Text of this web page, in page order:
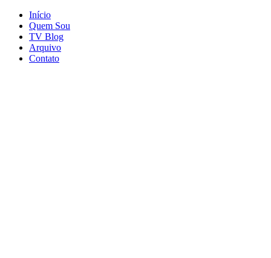
Início
Quem Sou
TV Blog
Arquivo
Contato